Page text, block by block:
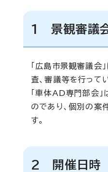
1 景観審議
「広島市景観審議
査、審議等を行ってい
「車体AD専門部会
のであり、個別の案
す。
2 開催日時